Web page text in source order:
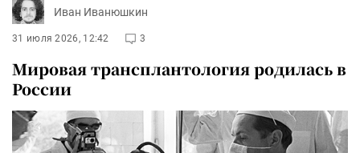
Иван Иванюшкин
31 июля 2026, 12:42 3
Мировая трансплантология родилась в
России